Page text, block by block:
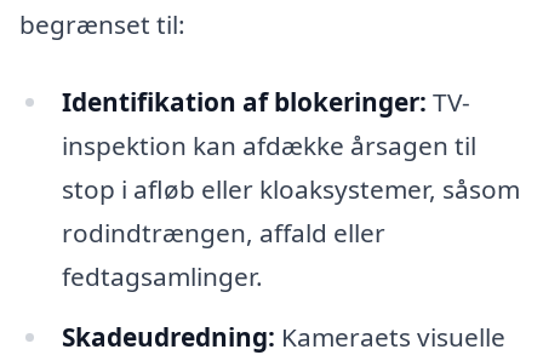
begrænset til:
Identifikation af blokeringer: TV-
inspektion kan afdække årsagen til
stop i afløb eller kloaksystemer, såsom
rodindtrængen, affald eller
fedtagsamlinger.
Skadeudredning: Kameraets visuelle